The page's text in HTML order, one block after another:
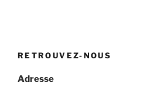
RETROUVEZ-NOUS
Adresse